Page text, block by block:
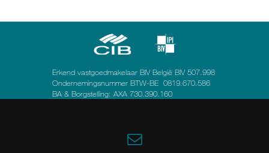
Erkend vastgoedmakelaar BIV België BIV 507.998
Ondernemingsnummer BTW-BE 0819.670.586
BA & Borgstelling: AXA 730.390.160